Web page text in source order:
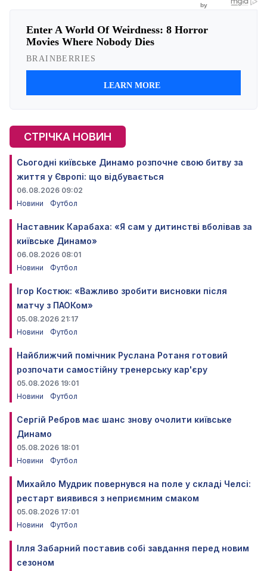
СТРІЧКА НОВИН
Сьогодні київське Динамо розпочне свою битву за
життя у Європі: що відбувається
06.08.2026 09:02
Новини
Футбол
Наставник Карабаха: «Я сам у дитинстві вболівав за
київське Динамо»
06.08.2026 08:01
Новини
Футбол
Ігор Костюк: «Важливо зробити висновки після
матчу з ПАОКом»
05.08.2026 21:17
Новини
Футбол
Найближчий помічник Руслана Ротаня готовий
розпочати самостійну тренерську кар'єру
05.08.2026 19:01
Новини
Футбол
Сергій Ребров має шанс знову очолити київське
Динамо
05.08.2026 18:01
Новини
Футбол
Михайло Мудрик повернувся на поле у складі Челсі:
рестарт виявився з неприємним смаком
05.08.2026 17:01
Новини
Футбол
Ілля Забарний поставив собі завдання перед новим
сезоном